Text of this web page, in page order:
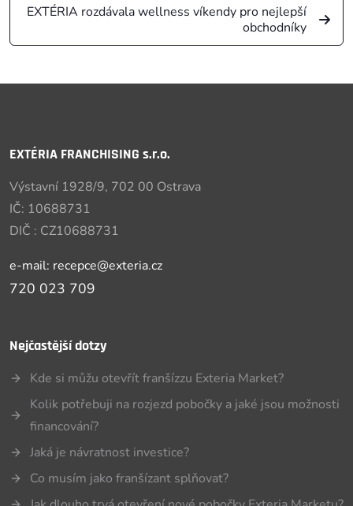
EXTÉRIA rozdávala wellness víkendy pro nejlepší
obchodníky
EXTÉRIA FRANCHISING s.r.o.
Výstavní 1928/9, 702 00 Ostrava
IČ: 10688731
DIČ : CZ10688731
e-mail: recepce@exteria.cz
720 023 709
Nejčastější dotzy
Kde si můžu otevřít franšízzu Exteria Market?
Kolik potřebuji na rozjezd pobočky a jaké jsou možnosti
financování?
Jaká je návratnost investice?
Co musím jako franšízant splňovat?